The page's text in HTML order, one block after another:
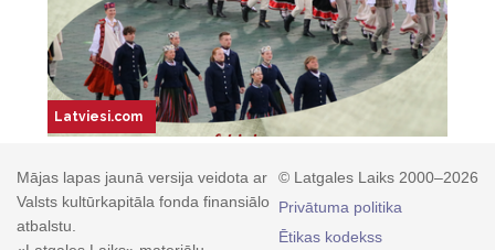
© Latgales Laiks 2000–2026
Privātuma politika
Ētikas kodekss
Mājas lapas jaunā versija veidota ar
Valsts kultūrkapitāla fonda finansiālo
atbalstu.